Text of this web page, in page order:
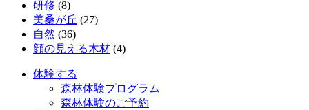
研修 (8)
美桑が丘 (27)
自然 (36)
顔の見える木材 (4)
体験する
森林体験プログラム
森林体験のご予約